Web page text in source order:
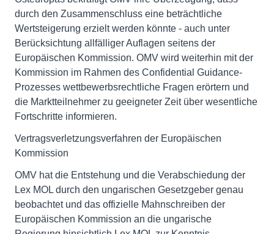
durch den Zusammenschluss eine beträchtliche
Wertsteigerung erzielt werden könnte - auch unter
Berücksichtung allfälliger Auflagen seitens der
Europäischen Kommission. OMV wird weiterhin mit der
Kommission im Rahmen des Confidential Guidance-
Prozesses wettbewerbsrechtliche Fragen erörtern und
die Marktteilnehmer zu geeigneter Zeit über wesentliche
Fortschritte informieren.
Vertragsverletzungsverfahren der Europäischen
Kommission
OMV hat die Entstehung und die Verabschiedung der
Lex MOL durch den ungarischen Gesetzgeber genau
beobachtet und das offizielle Mahnschreiben der
Europäischen Kommission an die ungarische